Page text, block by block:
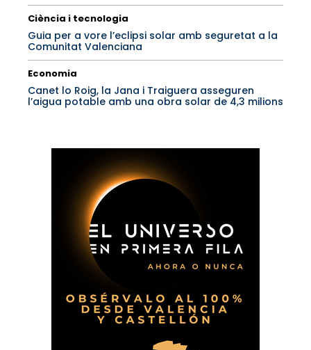
Ciència i tecnologia
Guia per a vore l’eclipsi solar amb seguretat a la
Comunitat Valenciana
Economia
Canet lo Roig, la Jana i Traiguera asseguren
l’aigua potable amb una obra solar de 4,3 milions